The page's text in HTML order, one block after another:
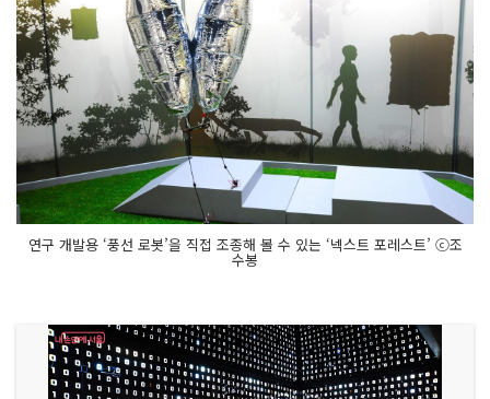
연구 개발용 ‘풍선 로봇’을 직접 조종해 볼 수 있는 ‘넥스트 포레스트’ ⓒ조
수봉